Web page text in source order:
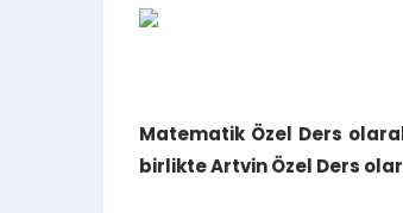
Matematik Özel Ders
birlikte Artvin Özel Ders